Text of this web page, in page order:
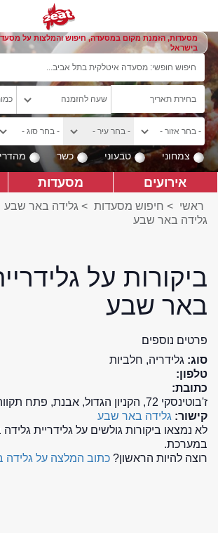
מסעדות, הזמנת מקום במסעדה, חיפוש והמלצות על
בישראל
צמחוני טבעוני כשר
אירועים מסעדות
ראשי > חיפוש מסעדות > גלידה באר שבע
גלידה באר שבע
ביקורות על
באר שבע
פרטים נוספים
סוג: גלידריה, חלביות
טלפון:
כתובת:
ז'בוטינסקי 72, הקניון הגדול, אבנת, פתח תקווה
קישור: גלידה באר שבע
לא נמצאו ביקורות גולשים על גלידריית
במערכת.
רוצה להיות הראשון? כתוב המלצה על